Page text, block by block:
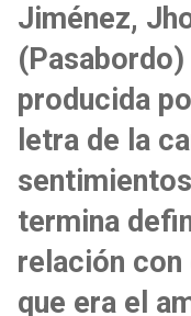
Jiménez,
producida
letra de la
termina
relación con
que era el